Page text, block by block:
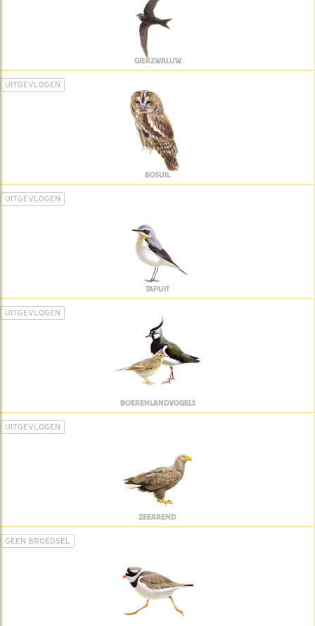
GIERZWALUW
UITGEVLOGEN
BOSUIL
UITGEVLOGEN
TAPUIT
UITGEVLOGEN
BOERENLANDVOGELS
UITGEVLOGEN
ZEEAREND
GEEN BROEDSEL